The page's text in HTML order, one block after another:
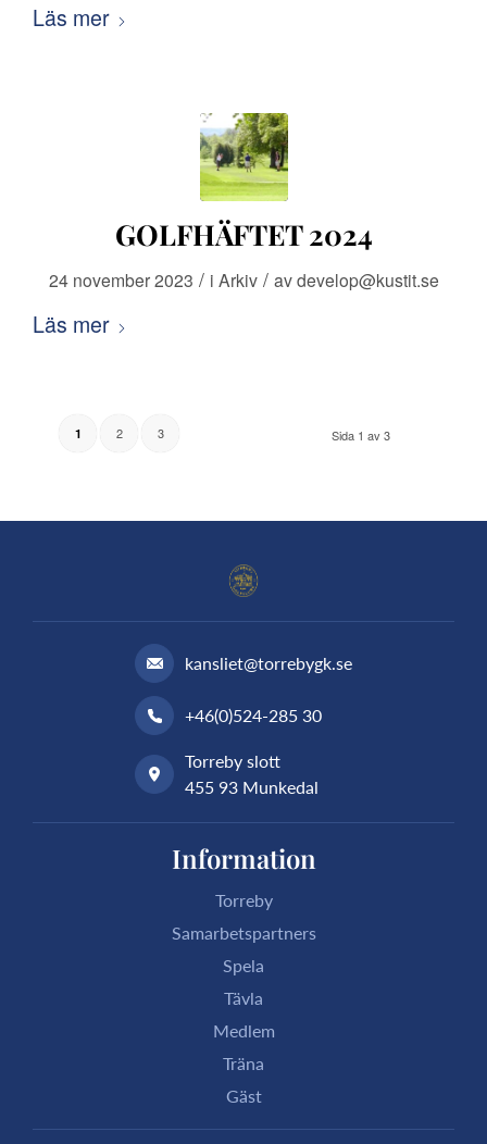
Läs mer
GOLFHÄFTET 2024
24 november 2023 / i Arkiv / avdevelop@kustit.se
Läs mer
Sida 1 av 3
1 2 3
kansliet@torrebygk.se
+46(0)524-285 30
Torreby slott
455 93 Munkedal
Information
Torreby
Samarbetspartners
Spela
Tävla
Medlem
Träna
Gäst